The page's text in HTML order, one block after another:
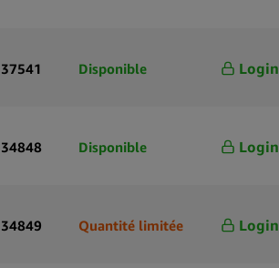
37541 Disponible Login
34848 Disponible Login
34849 Quantité limitée Login